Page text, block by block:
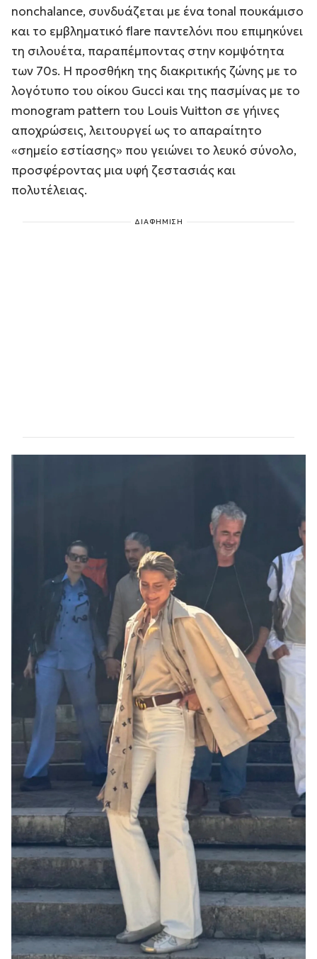
nonchalance, συνδυάζεται με ένα tonal πουκάμισο
και το εμβληματικό flare παντελόνι που επιμηκύνει
τη σιλουέτα, παραπέμποντας στην κομψότητα
των 70s. Η προσθήκη της διακριτικής ζώνης με το
λογότυπο του οίκου Gucci και της πασμίνας με το
monogram pattern του Louis Vuitton σε γήινες
αποχρώσεις, λειτουργεί ως το απαραίτητο
«σημείο εστίασης» που γειώνει το λευκό σύνολο,
προσφέροντας μια υφή ζεστασιάς και
πολυτέλειας.
ΔΙΑΦΗΜΙΣΗ